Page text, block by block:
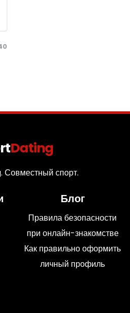
Dating
спорт.
Блог
Правила безопасности
при онлайн-знакомстве
Как правильно оформить
личный профиль